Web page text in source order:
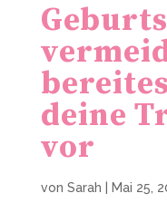
deine
vor
von Sarah Mai 25,